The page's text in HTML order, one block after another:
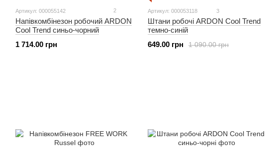
Артикул: 000055142 2
Напівкомбінезон робочий ARDON
Cool Trend синьо-чорний
1 714.00 грн
Артикул: 000053118 3
Штани робочі ARDON Cool Trend
темно-синій
1 090.00 грн
649.00 грн